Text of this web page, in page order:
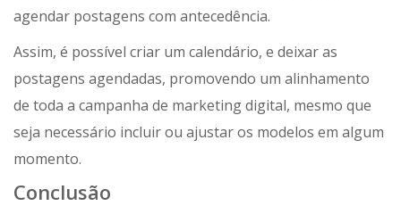
agendar postagens com antecedência.
Assim, é possível criar um calendário, e deixar as
postagens agendadas, promovendo um alinhamento
de toda a campanha de marketing digital, mesmo que
seja necessário incluir ou ajustar os modelos em algum
momento.
Conclusão